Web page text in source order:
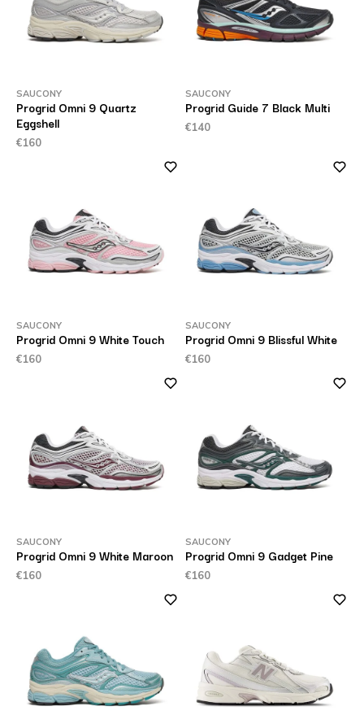
SAUCONY
Progrid Omni 9 Quartz
Eggshell
€160
SAUCONY
Progrid Guide 7 Black Multi
€140
SAUCONY
Progrid Omni 9 White Touch
€160
SAUCONY
Progrid Omni 9 Blissful White
€160
SAUCONY
Progrid Omni 9 White Maroon
€160
SAUCONY
Progrid Omni 9 Gadget Pine
€160